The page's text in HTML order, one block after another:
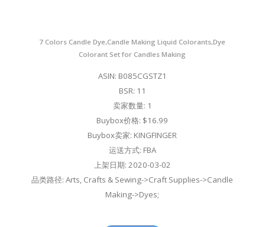
7 Colors Candle Dye,Candle Making Liquid Colorants,Dye
Colorant Set for Candles Making
ASIN: B085CGSTZ1
BSR: 11
卖家数量: 1
Buybox价格: $16.99
Buybox卖家: KINGFINGER
运送方式: FBA
上架日期: 2020-03-02
品类路径: Arts, Crafts & Sewing->Craft Supplies->Candle
Making->Dyes;